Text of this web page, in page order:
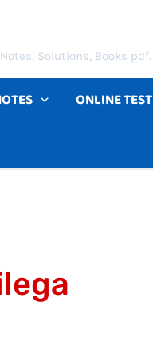
Solutions, Books pdf.
ONLINE TEST